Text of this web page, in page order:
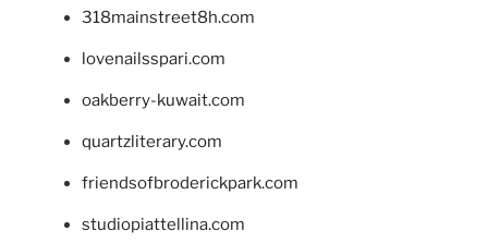
318mainstreet8h.com
lovenailsspari.com
oakberry-kuwait.com
quartzliterary.com
friendsofbroderickpark.com
studiopiattellina.com